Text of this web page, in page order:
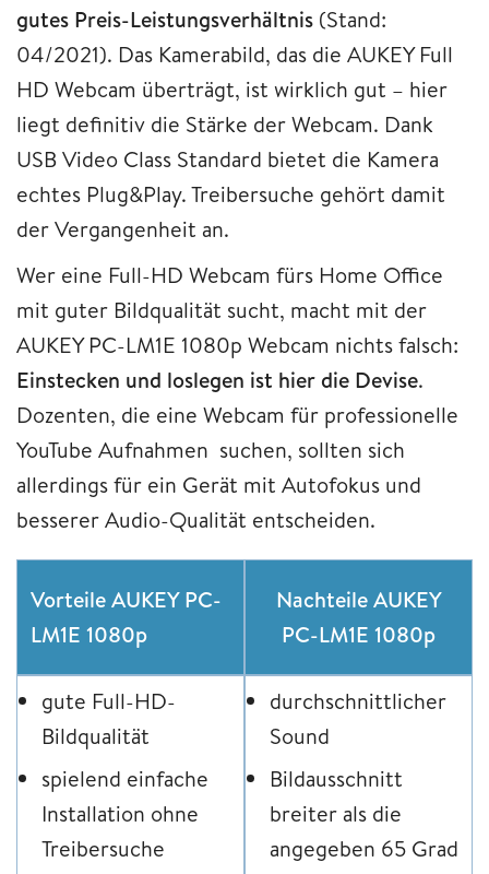
gutes Preis-Leistungsverhältnis (Stand:
04/2021). Das Kamerabild, das die AUKEY Full
HD Webcam überträgt, ist wirklich gut – hier
liegt definitiv die Stärke der Webcam. Dank
USB Video Class Standard bietet die Kamera
echtes Plug&Play. Treibersuche gehört damit
der Vergangenheit an.
Wer eine Full-HD Webcam fürs Home Office
mit guter Bildqualität sucht, macht mit der
AUKEY PC-LM1E 1080p Webcam nichts falsch:
Einstecken und loslegen ist hier die Devise.
Dozenten, die eine Webcam für professionelle
YouTube Aufnahmen suchen, sollten sich
allerdings für ein Gerät mit Autofokus und
besserer Audio-Qualität entscheiden.
Vorteile AUKEY PC-
LM1E 1080p
Nachteile AUKEY
PC-LM1E 1080p
gute Full-HD-
Bildqualität
spielend einfache
Installation ohne
Treibersuche
durchschnittlicher
Sound
Bildausschnitt
breiter als die
angegeben 65 Grad